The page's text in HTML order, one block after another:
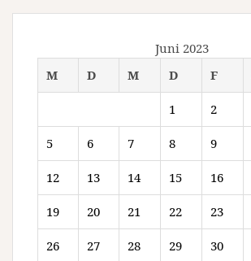
Juni 2023
M
D M D F
1 2
5 6 7 8 9
12 13 14 15 16
19 20 21 22 23
26 27 28 29 30